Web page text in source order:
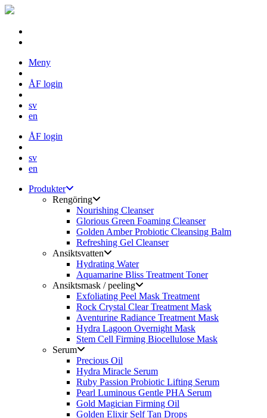
Skip
content
Meny
ÅF login
sv
en
ÅF login
sv
en
Produkter
Rengöring
Nourishing Cleanser
Glorious Green Foaming Cleanser
Golden Amber Probiotic Cleansing Balm
Refreshing Gel Cleanser
Ansiktsvatten
Hydrating Water
Aquamarine Bliss Treatment Toner
Ansiktsmask / peeling
Exfoliating Peel Mask Treatment
Rock Crystal Clear Treatment Mask
Aventurine Radiance Treatment Mask
Hydra Lagoon Overnight Mask
Stem Cell Firming Biocellulose Mask
Serum
Precious Oil
Hydra Miracle Serum
Ruby Passion Probiotic Lifting Serum
Pearl Luminous Gentle PHA Serum
Gold Magician Firming Oil
Golden Elixir Self Tan Drops